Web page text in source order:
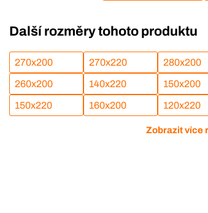
Další rozměry tohoto produktu
270x200 270x220 280x200
260x200 140x220 150x200
150x220 160x200 120x220
Zobrazit více